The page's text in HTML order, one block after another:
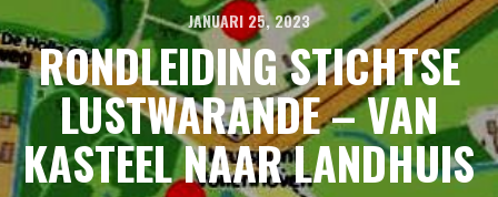
JANUARI 25, 2023
RONDLEIDING STICHTSE
LUSTWARANDE – VAN
KASTEEL NAAR LANDHUIS